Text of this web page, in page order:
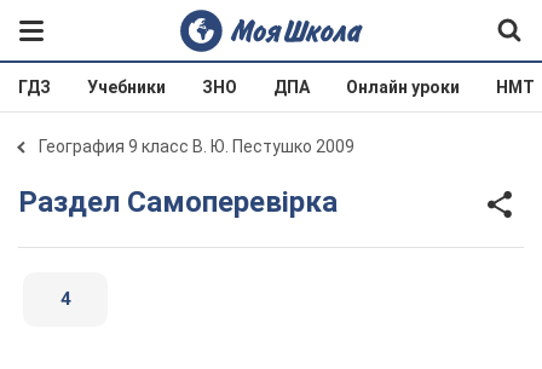
ГДЗ Учебники ЗНО ДПА Онлайн уроки НМТ
География 9 класс В. Ю. Пестушко 2009
Раздел Самоперевірка
4